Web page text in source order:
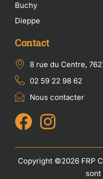
Buchy
Dieppe
Contact
8 rue du Centre,
02 59 22 98 62
Nous contacter
Copyright ©2026 FRP
sont